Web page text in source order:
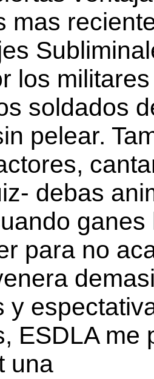
mas
los
soldados
pelear.
debas
ganes
para no
y
ESDLA me
una